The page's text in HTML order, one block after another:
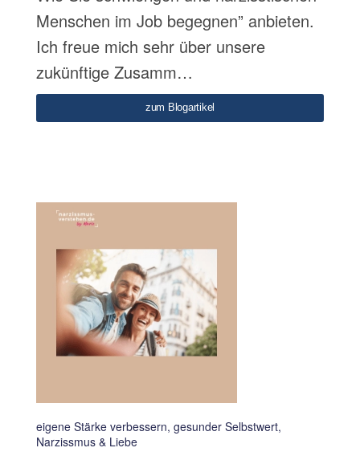
Menschen im Job begegnen” anbieten.
Ich freue mich sehr über unsere
zukünftige Zusamm…
zum Blogartikel
eigene Stärke verbessern, gesunder Selbstwert,
Narzissmus & Liebe